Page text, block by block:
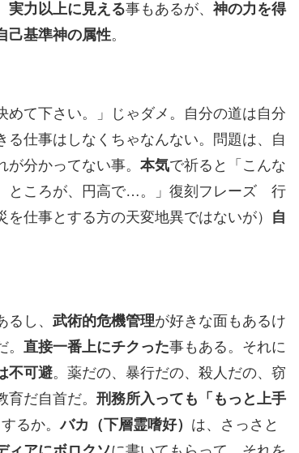
実力以上に見える事もあるが、 神の力を得
己基準神の属性。
て下さい。」じゃダメ。自分の道は自分
る仕事はしなくちゃなんない。問題は、自
分かってない事。 本気で祈ると「こんな
ところが、円高で…。」復刻フレーズ 行
仕事とする方の天変地異ではないが） 自
るし、 武術的危機管理が好きな面もあるけ
直接一番上にチクった事もある。それに
不可避。薬だの、暴行だの、殺人だの、窃
育だ自首だ。 刑務所入っても「もっと上手
るか。バカ（下層霊嗜好） は、さっさと